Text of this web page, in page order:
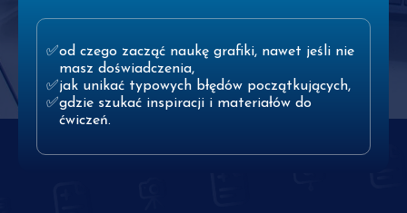
od czego zacząć naukę grafiki, nawet jeśli nie
masz doświadczenia,
jak unikać typowych błędów początkujących,
gdzie szukać inspiracji i materiałów do
ćwiczeń.